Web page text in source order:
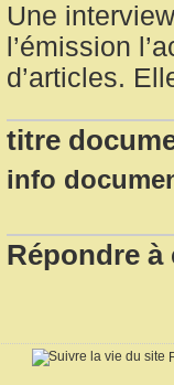
Une
l’émission
d’articles.
titre
info
Répondre à